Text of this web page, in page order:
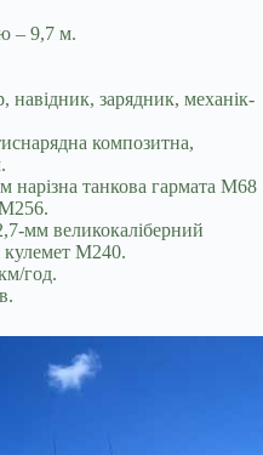
– 9,7 м.
навідник, зарядник, механік-
композитна,
нарізна танкова гармата M68
мм великокаліберний
M240.
год.